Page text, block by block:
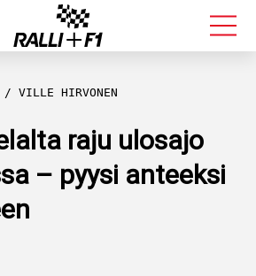
VILLE HIRVONEN
raju ulosajo
– pyysi anteeksi